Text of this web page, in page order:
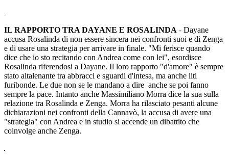
IL RAPPORTO TRA DAYANE E ROSALINDA - Dayane
accusa Rosalinda di non essere sincera nei confronti suoi e di Zenga
e di usare una strategia per arrivare in finale. "Mi ferisce quando
dice che io sto recitando con Andrea come con lei", esordisce
Rosalinda riferendosi a Dayane. Il loro rapporto "d'amore" è sempre
stato altalenante tra abbracci e sguardi d'intesa, ma anche liti
furibonde. Le due non se le mandano a dire anche se poi fanno
sempre la pace. Intanto anche Massimiliano Morra dice la sua sulla
relazione tra Rosalinda e Zenga. Morra ha rilasciato pesanti alcune
dichiarazioni nei confronti della Cannavò, la accusa di avere una
"strategia" con Andrea e in studio si accende un dibattito che
coinvolge anche Zenga.